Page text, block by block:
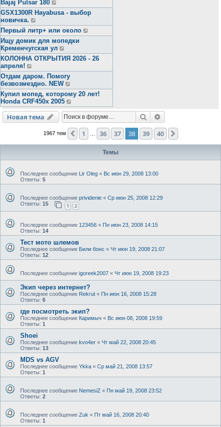
Bajaj Pulsar 180
GSX1300R Hayabusa - выбор
новичка.
Первый литр+ или около
Ищу домик для мопедки
Кременчугская ул
КОЛОННА ОТКРЫТИЯ 2026 - 26
апреля!
Отдам даром. Помогу
безвозмездно. NEW
Купил мопед, которому 20 лет!
Honda CRF450x 2005
Новая тема Поиск
1967 тем Пред.
1 36 37 38 39 40
Темы
Последнее сообщение Lir Oleg « Вс июн 29, 2008 13:00
Ответы: 5
Последнее сообщение prividenie « Ср июн 25, 2008 12:29
Ответы: 15 1 2
Последнее сообщение 123456 « Пн июн 23, 2008 14:15
Ответы: 14
Тест мото шлемов
Последнее сообщение Били бонс « Чт июн 19, 2008 21:07
Ответы: 12
Последнее сообщение igoreek2007 « Чт июн 19, 2008 19:23
Экип через интернет?
Последнее сообщение Rekrut « Пн июн 16, 2008 15:28
Ответы: 6
где посмотреть экип?
Последнее сообщение Каримыч « Вс июн 08, 2008 19:59
Ответы: 1
Shoei
Последнее сообщение kvo4er « Чт май 22, 2008 20:45
Ответы: 13
MDS vs AGV
Последнее сообщение Ykka « Ср май 21, 2008 13:57
Ответы: 1
Последнее сообщение NemesiZ « Пн май 19, 2008 23:52
Ответы: 2
Последнее сообщение Zuk « Пт май 16, 2008 20:40
Ответы: 1